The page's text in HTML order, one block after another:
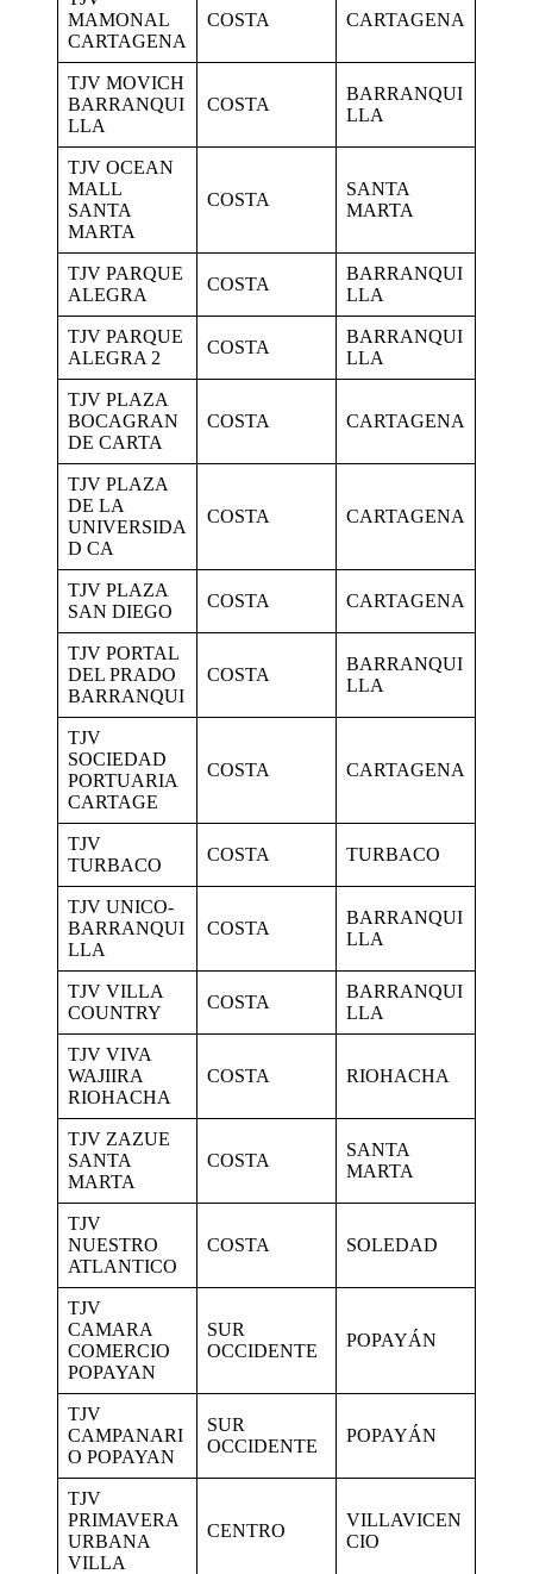
MAMONAL
CARTAGENA
COSTA CARTAGENA
TJV MOVICH
BARRANQUI
LLA
COSTA
BARRANQUI
LLA
TJV OCEAN
MALL
SANTA
MARTA
COSTA
SANTA
MARTA
TJV PARQUE
ALEGRA
COSTA
BARRANQUI
LLA
TJV PARQUE
ALEGRA 2
COSTA
BARRANQUI
LLA
TJV PLAZA
BOCAGRAN
DE CARTA
COSTA CARTAGENA
TJV PLAZA
DE LA
UNIVERSIDA
D CA
COSTA CARTAGENA
TJV PLAZA
SAN DIEGO
COSTA CARTAGENA
TJV PORTAL
DEL PRADO
BARRANQUI
COSTA
BARRANQUI
LLA
TJV
SOCIEDAD
PORTUARIA
CARTAGE
COSTA CARTAGENA
TJV
TURBACO
COSTA TURBACO
TJV UNICO-
BARRANQUI
LLA
COSTA
BARRANQUI
LLA
TJV VILLA
COUNTRY
COSTA
BARRANQUI
LLA
TJV VIVA
WAJIIRA
RIOHACHA
COSTA RIOHACHA
TJV ZAZUE
SANTA
MARTA
COSTA
SANTA
MARTA
TJV
NUESTRO
ATLANTICO
COSTA SOLEDAD
TJV
CAMARA
COMERCIO
POPAYAN
SUR
OCCIDENTE
POPAYÁN
TJV
CAMPANARI
O POPAYAN
SUR
OCCIDENTE
POPAYÁN
TJV
PRIMAVERA
URBANA
VILLA
CENTRO
VILLAVICEN
CIO